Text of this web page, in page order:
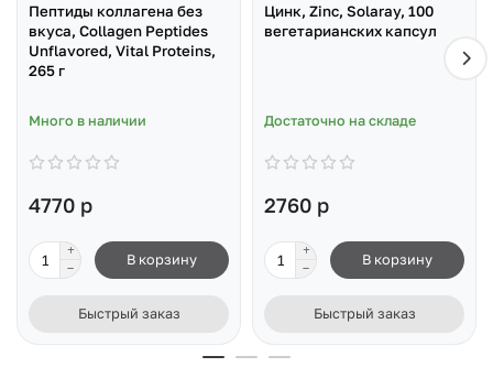
Пептиды коллагена без
вкуса, Collagen Peptides
Unflavored, Vital Proteins,
265 г
Много в наличии
4770 р
В корзину
Быстрый заказ
Цинк, Zinc, Solaray, 100
вегетарианских капсул
Достаточно на складе
2760 р
В корзину
Быстрый заказ